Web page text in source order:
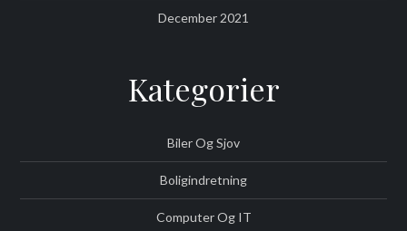
December 2021
Kategorier
Biler Og Sjov
Boligindretning
Computer Og IT